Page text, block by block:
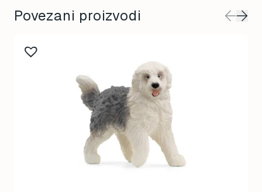
Povezani proizvodi